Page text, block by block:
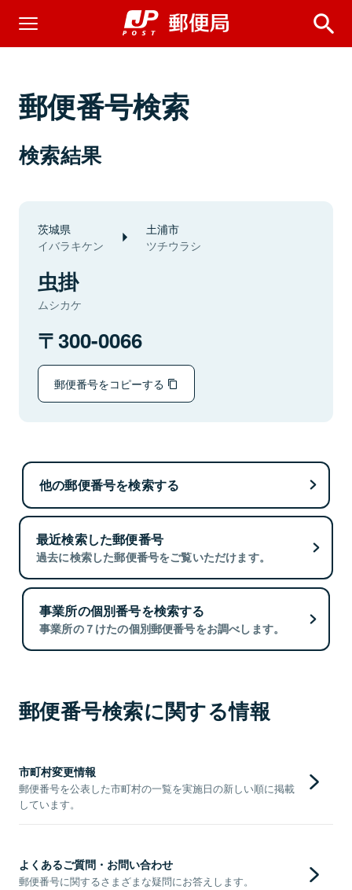
郵便番号検索
検索結果
茨城県
イバラキケン
土浦市
ツチウラシ
虫掛
ムシカケ
300-0066
郵便番号をコピーする
他の郵便番号を検索する
最近検索した郵便番号
過去に検索した郵便番号をご覧いただけます。
事業所の個別番号を検索する
事業所の７けたの個別郵便番号をお調べします。
郵便番号検索に関する情報
市町村変更情報
郵便番号を公表した市町村の一覧を実施日の新しい順に掲載
しています。
よくあるご質問・お問い合わせ
郵便番号に関するさまざまな疑問にお答えします。